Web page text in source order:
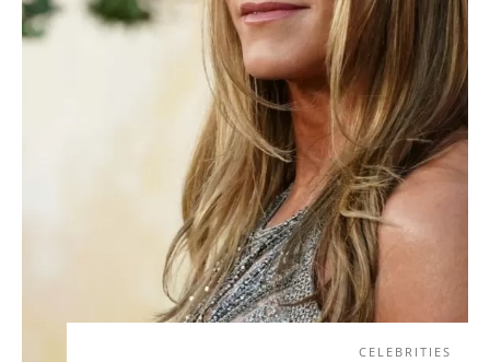
CELEBRITIES